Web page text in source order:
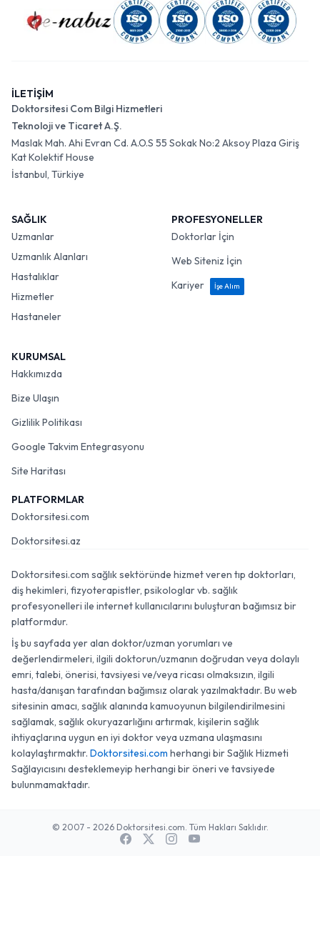
İLETİŞİM
Doktorsitesi Com Bilgi Hizmetleri
Teknoloji ve Ticaret A.Ş.
Maslak Mah. Ahi Evran Cd. A.O.S 55 Sokak No:2 Aksoy Plaza Giriş
Kat Kolektif House
İstanbul, Türkiye
SAĞLIK
Uzmanlar
Uzmanlık Alanları
Hastalıklar
Hizmetler
Hastaneler
PROFESYONELLER
Doktorlar İçin
Web Siteniz İçin
Kariyer
İşe Alım
KURUMSAL
Hakkımızda
Bize Ulaşın
Gizlilik Politikası
Google Takvim Entegrasyonu
Site Haritası
PLATFORMLAR
Doktorsitesi.com
Doktorsitesi.az
Doktorsitesi.com sağlık sektöründe hizmet veren tıp doktorları,
diş hekimleri, fizyoterapistler, psikologlar vb. sağlık
profesyonelleri ile internet kullanıcılarını buluşturan bağımsız bir
platformdur.
İş bu sayfada yer alan doktor/uzman yorumları ve
değerlendirmeleri, ilgili doktorun/uzmanın doğrudan veya dolaylı
emri, talebi, önerisi, tavsiyesi ve/veya ricası olmaksızın, ilgili
hasta/danışan tarafından bağımsız olarak yazılmaktadır. Bu web
sitesinin amacı, sağlık alanında kamuoyunun bilgilendirilmesini
sağlamak, sağlık okuryazarlığını artırmak, kişilerin sağlık
ihtiyaçlarına uygun en iyi doktor veya uzmana ulaşmasını
kolaylaştırmaktır. Doktorsitesi.com herhangi bir Sağlık Hizmeti
Sağlayıcısını desteklemeyip herhangi bir öneri ve tavsiyede
bulunmamaktadır.
© 2007 - 2026 Doktorsitesi.com. Tüm Hakları Saklıdır.